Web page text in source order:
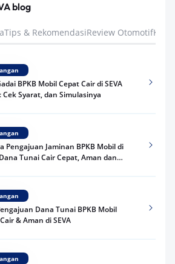
blog
Tips & RekomendasiReview Otomotif
BPKB Mobil Cepat Cair di SEVA
Cek Syarat, dan Simulasinya
Pengajuan Jaminan BPKB Mobil di
Tunai Cair Cepat, Aman dan
Dana Tunai BPKB Mobil
& Aman di SEVA